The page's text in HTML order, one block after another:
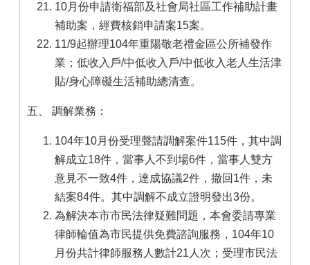
10月份申請衛福部及社會局社區工作補助計畫
補助案，經費核銷申請案15案。
11/9起辦理104年重陽敬老禮金區公所補發作
業；低收入戶/中低收入戶/中低收入老人生活津
貼/身心障礙生活補助總清查。
五、 調解業務：
104年10月份受理聲請調解案件115件，其中調
解成立18件，當事人不到場6件，當事人雙方
意見不一致4件，達成協議2件，撤回1件，未
結案84件。其中調解不成立證明發出3份。
為解決本市市民法律疑難問題，本會委請專業
律師輪值為市民提供免費諮詢服務，104年10
月份共計律師服務人數計21人次；受理市民法